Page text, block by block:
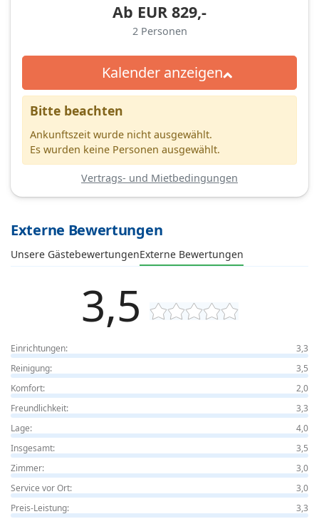
Ab EUR 829,-
2 Personen
Kalender anzeigen
Bitte beachten
Ankunftszeit wurde nicht ausgewählt.
Es wurden keine Personen ausgewählt.
Vertrags- und Mietbedingungen
Externe Bewertungen
Unsere GästebewertungenExterne Bewertungen
3,5
Einrichtungen:
3,3
Reinigung:
3,5
Komfort:
2,0
Freundlichkeit:
3,3
Lage:
4,0
Insgesamt:
3,5
Zimmer:
3,0
Service vor Ort:
3,0
Preis-Leistung:
3,3